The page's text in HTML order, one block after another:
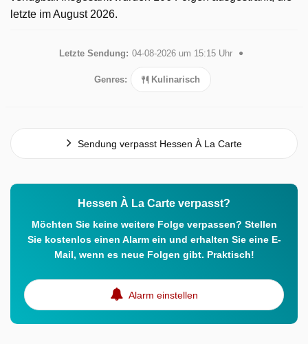
letzte im August 2026.
Letzte Sendung: 04-08-2026 um 15:15 Uhr
Genres: Kulinarisch
Sendung verpasst Hessen À La Carte
Hessen À La Carte verpasst?
Möchten Sie keine weitere Folge verpassen? Stellen
Sie kostenlos einen Alarm ein und erhalten Sie eine E-
Mail, wenn es neue Folgen gibt. Praktisch!
Alarm einstellen